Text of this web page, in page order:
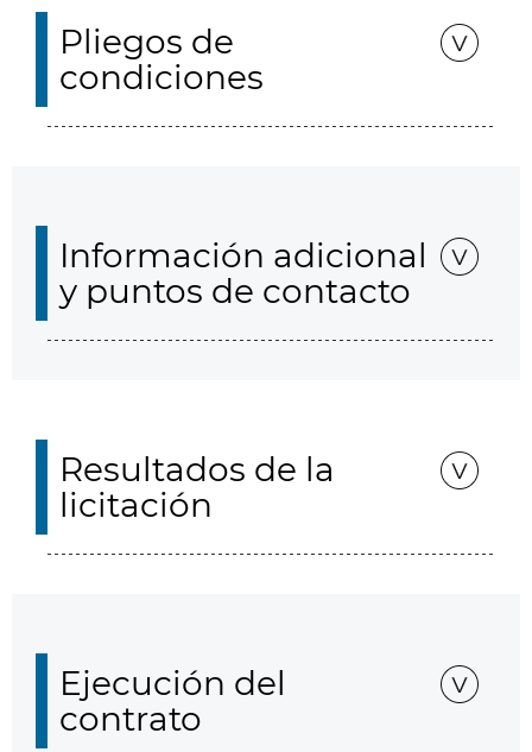
Pliegos de
condiciones
Información adicional
y puntos de contacto
Resultados de la
licitación
Ejecución del
contrato